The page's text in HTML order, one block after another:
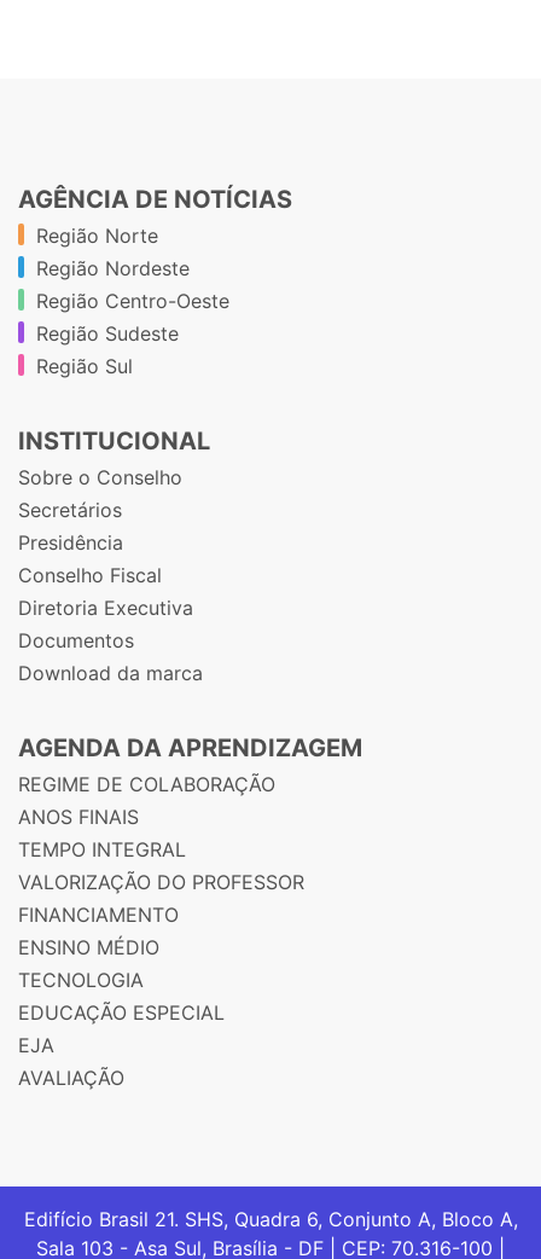
AGÊNCIA DE NOTÍCIAS
Região Norte
Região Nordeste
Região Centro-Oeste
Região Sudeste
Região Sul
INSTITUCIONAL
Sobre o Conselho
Secretários
Presidência
Conselho Fiscal
Diretoria Executiva
Documentos
Download da marca
AGENDA DA APRENDIZAGEM
REGIME DE COLABORAÇÃO
ANOS FINAIS
TEMPO INTEGRAL
VALORIZAÇÃO DO PROFESSOR
FINANCIAMENTO
ENSINO MÉDIO
TECNOLOGIA
EDUCAÇÃO ESPECIAL
EJA
AVALIAÇÃO
Edifício Brasil 21. SHS, Quadra 6, Conjunto A, Bloco A,
Sala 103 - Asa Sul, Brasília - DF | CEP: 70.316-100 |